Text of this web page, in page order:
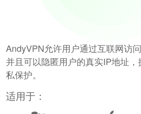
AndyVPN允许用户通过互联网访
并且可以隐匿用户的真实IP地址
私保护。
适用于：